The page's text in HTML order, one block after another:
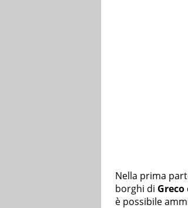
Nella prima
borghi di Greco
è possibile